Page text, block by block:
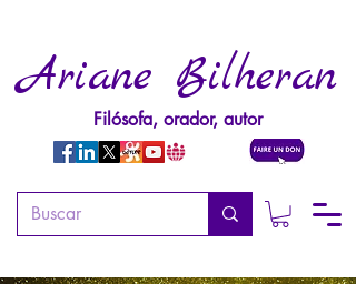
Ariane Bilheran
Filósofa, orador, autor